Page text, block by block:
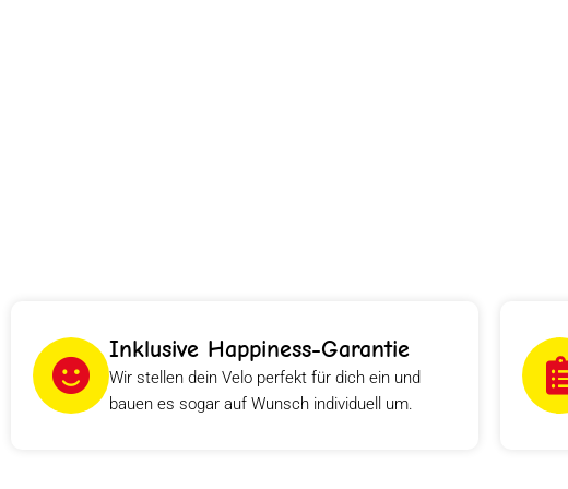
Inklusive Happiness-Garantie
Wir stellen dein Velo perfekt für dich ein und
bauen es sogar auf Wunsch individuell um.